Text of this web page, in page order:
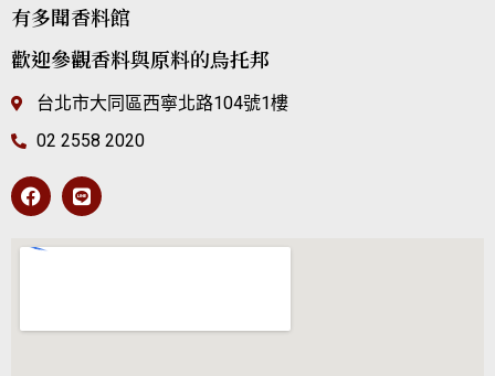
有多聞香料館
歡迎參觀香料與原料的烏托邦
台北市大同區西寧北路104號1樓
02 2558 2020